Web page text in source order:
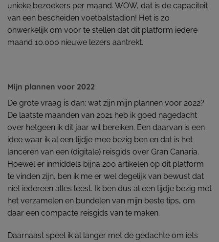
unieke bezoekers per maand. WOW, dat is de capaciteit
van een bescheiden voetbalstadion! Het is zo
onwerkelijk om voor te stellen dat dit platform iedere
maand 10.000 nieuwe lezers aantrekt.
Mijn plannen voor 2022
De grote vraag is dan: wat zijn mijn plannen voor 2022?
De laatste maanden van 2021 heb ik goed nagedacht
over hetgeen ik dit jaar wil bereiken. Een daarvan is een
idee waar ik al een tijdje mee bezig ben en dat is het
lanceren van een (digitale) reisgids over Gran Canaria.
Hoewel er inmiddels bijna 200 artikelen op dit platform
te vinden zijn, ben ik me er wel degelijk van bewust dat
niet iedereen alles leest. Ik ben dus al een tijdje bezig met
het verzamelen en bundelen van mijn beste tips, om
daar een compacte reisgids van te maken.
Daarnaast speel ik al langer met de gedachte om iets